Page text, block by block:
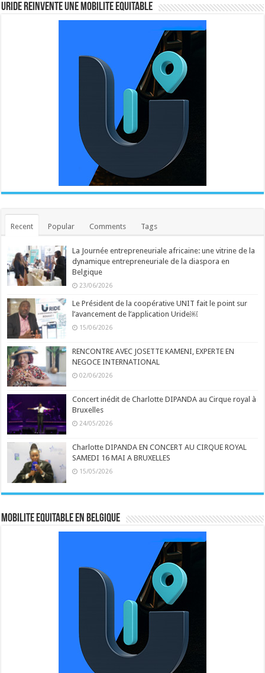
URIDE REINVENTE UNE MOBILITE EQUITABLE
Recent Popular Comments Tags
La Journée entrepreneuriale africaine: une vitrine de la
dynamique entrepreneuriale de la diaspora en
Belgique
23/06/2026
Le Président de la coopérative UNIT fait le point sur
l’avancement de l’application Uride￼
15/06/2026
RENCONTRE AVEC JOSETTE KAMENI, EXPERTE EN
NEGOCE INTERNATIONAL
02/06/2026
Concert inédit de Charlotte DIPANDA au Cirque royal à
Bruxelles
24/05/2026
Charlotte DIPANDA EN CONCERT AU CIRQUE ROYAL
SAMEDI 16 MAI A BRUXELLES
15/05/2026
MOBILITE EQUITABLE EN BELGIQUE